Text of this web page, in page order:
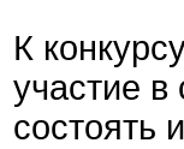
К
участие
состоять